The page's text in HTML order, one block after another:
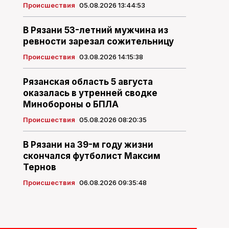
Происшествия 05.08.2026 13:44:53
В Рязани 53-летний мужчина из
ревности зарезал сожительницу
Происшествия 03.08.2026 14:15:38
Рязанская область 5 августа
оказалась в утренней сводке
Минобороны о БПЛА
Происшествия 05.08.2026 08:20:35
В Рязани на 39-м году жизни
скончался футболист Максим
Тернов
Происшествия 06.08.2026 09:35:48